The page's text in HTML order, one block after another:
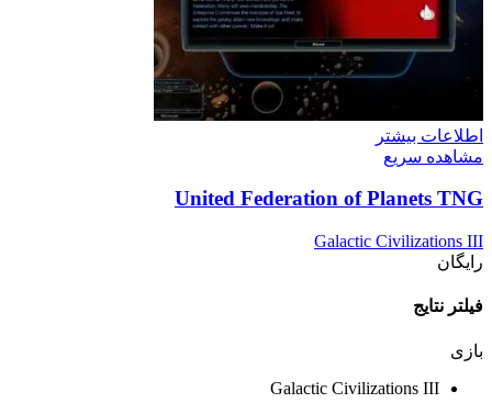
اطلاعات بیشتر
مشاهده سریع
United Federation of Planets TNG
Galactic Civilizations III
رایگان
فیلتر نتایج
بازی
Galactic Civilizations III